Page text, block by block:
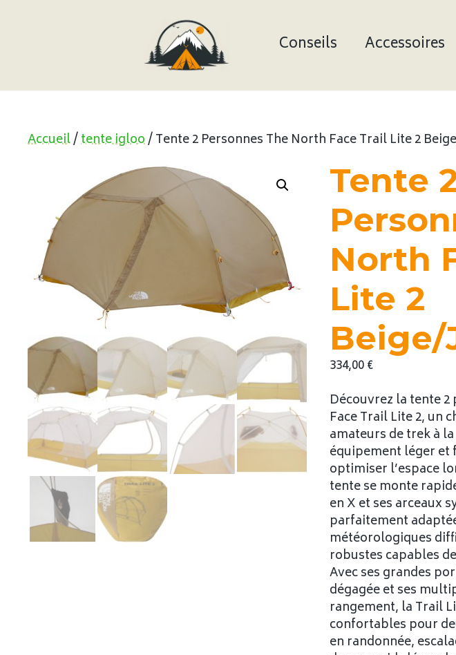
Conseils Accessoires
Accueil/tente igloo/ Tente 2 Personnes The North Face Trail Lite 2
Tente
North
Lite 2
Beige/
334,00€
Découvrez la tente
Face Trail Lite 2, un
amateurs de trek à
équipement léger et
optimiser l’espace
tente se monte
en X et ses arceaux
parfaitement
météorologiques
robustes capables
Avec ses grandes
dégagée et ses
rangement, la Trail
confortables pour
en randonnée,